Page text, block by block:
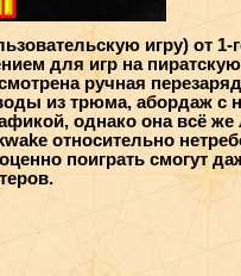
игру) от 1-
для игр на пиратскую
ручная
из трюма, абордаж с
однако она всё
относительно
поиграть смогут